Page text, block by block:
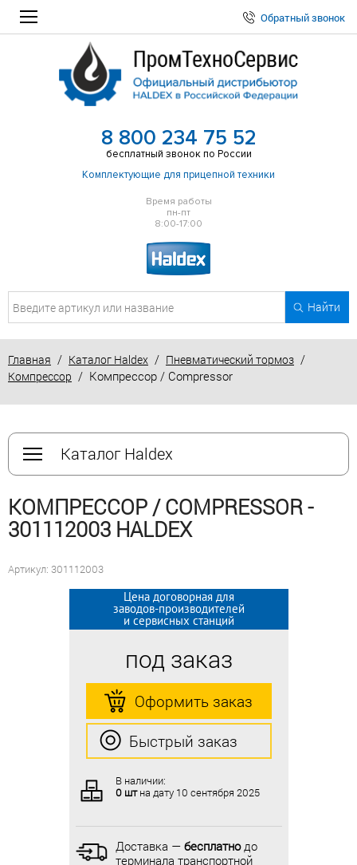
Обратный звонок
8 800 234 75 52
бесплатный звонок по России
Комплектующие для прицепной техники
Время работы
пн-пт
8:00-17:00
Найти
Главная / Каталог Haldex / Пневматический тормоз /
Компрессор / Компрессор / Compressor
Каталог Haldex
КОМПРЕССОР / COMPRESSOR -
301112003 HALDEX
Артикул: 301112003
Цена договорная для
заводов-производителей
и сервисных станций
под заказ
Оформить заказ
Быстрый заказ
В наличии:
0 штна дату 10 сентября 2025
Доставка — бесплатнодо
терминала транспортной
Цена договорная для
заводов-производителей
и сервисных станций
под заказ
Оформить заказ
Быстрый заказ
В наличии:
0 штна дату 10 сентября 2025
Доставка — бесплатнодо
терминала транспортной